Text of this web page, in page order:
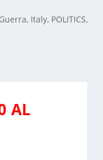
Guerra, Italy, POLITICS,
AL